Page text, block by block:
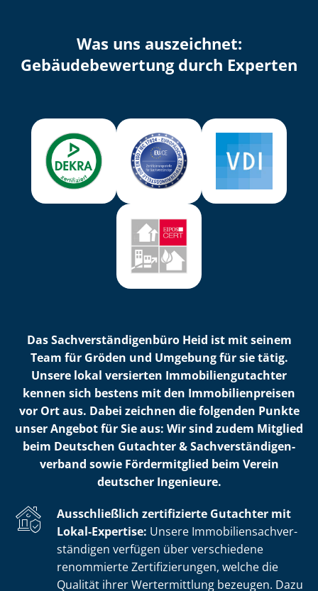
Was uns auszeichnet:
Ge­bäu­de­be­wer­tung durch Experten
Das Sach­ver­stän­di­gen­bü­ro Heid ist mit seinem
Team für Gröden und Umgebung für sie tätig.
Unsere lokal versierten Im­mo­bi­li­en­gut­ach­ter
kennen sich bestens mit den Im­mo­bi­li­en­prei­sen
vor Ort aus. Dabei zeichnen die folgenden Punkte
unser Angebot für Sie aus: Wir sind zudem Mitglied
beim Deutschen Gutachter & Sach­ver­stän­di­gen­
ver­band sowie Fördermitglied beim Verein
deutscher Ingenieure.
Ausschließlich zertifizierte Gutachter mit
Lokal-Expertise: Unsere Im­mo­bi­li­en­sach­ver­
stän­di­gen verfügen über verschiedene
renommierte Zer­ti­fi­zie­run­gen, welche die
Qualität ihrer Wertermittlung bezeugen. Dazu